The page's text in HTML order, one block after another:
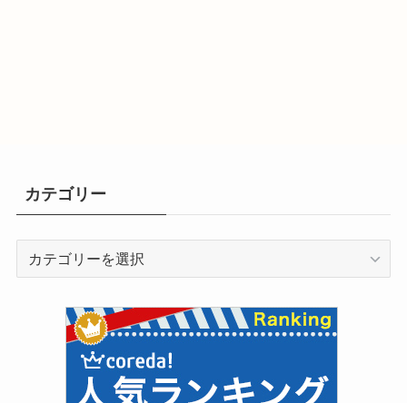
カテゴリー